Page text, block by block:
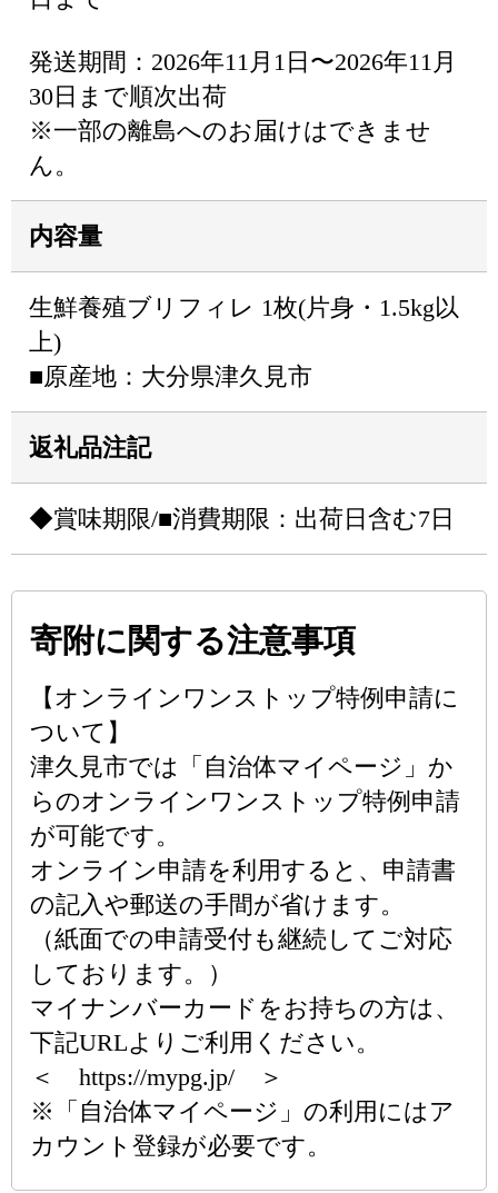
発送期間：2026年11月1日〜2026年11月
30日まで順次出荷
※一部の離島へのお届けはできませ
ん。
内容量
生鮮養殖ブリフィレ 1枚(片身・1.5kg以
上)
■原産地：大分県津久見市
返礼品注記
◆賞味期限/■消費期限：出荷日含む7日
寄附に関する注意事項
【オンラインワンストップ特例申請に
ついて】
津久見市では「自治体マイページ」か
らのオンラインワンストップ特例申請
が可能です。
オンライン申請を利用すると、申請書
の記入や郵送の手間が省けます。
（紙面での申請受付も継続してご対応
しております。）
マイナンバーカードをお持ちの方は、
下記URLよりご利用ください。
＜ https://mypg.jp/ ＞
※「自治体マイページ」の利用にはア
カウント登録が必要です。